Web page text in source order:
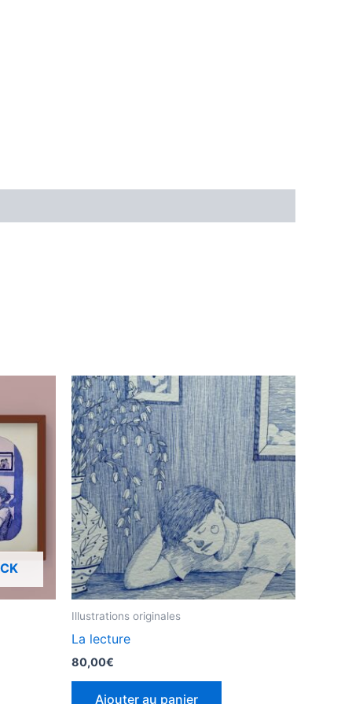
Illustrations originales
La lecture
80,00€
Ajouter au panier